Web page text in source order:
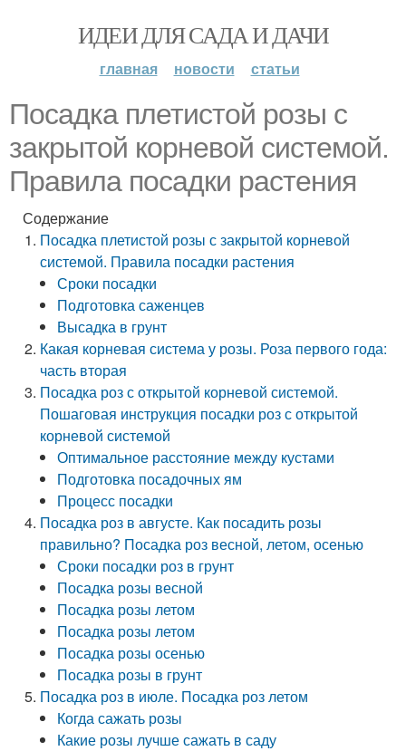
ИДЕИ ДЛЯ САДА И ДАЧИ
главная новости статьи
Посадка плетистой розы с
закрытой корневой системой.
Правила посадки растения
Содержание
Посадка плетистой розы с закрытой корневой
системой. Правила посадки растения
Сроки посадки
Подготовка саженцев
Высадка в грунт
Какая корневая система у розы. Роза первого года:
часть вторая
Посадка роз с открытой корневой системой.
Пошаговая инструкция посадки роз с открытой
корневой системой
Оптимальное расстояние между кустами
Подготовка посадочных ям
Процесс посадки
Посадка роз в августе. Как посадить розы
правильно? Посадка роз весной, летом, осенью
Сроки посадки роз в грунт
Посадка розы весной
Посадка розы летом
Посадка розы летом
Посадка розы осенью
Посадка розы в грунт
Посадка роз в июле. Посадка роз летом
Когда сажать розы
Какие розы лучше сажать в саду